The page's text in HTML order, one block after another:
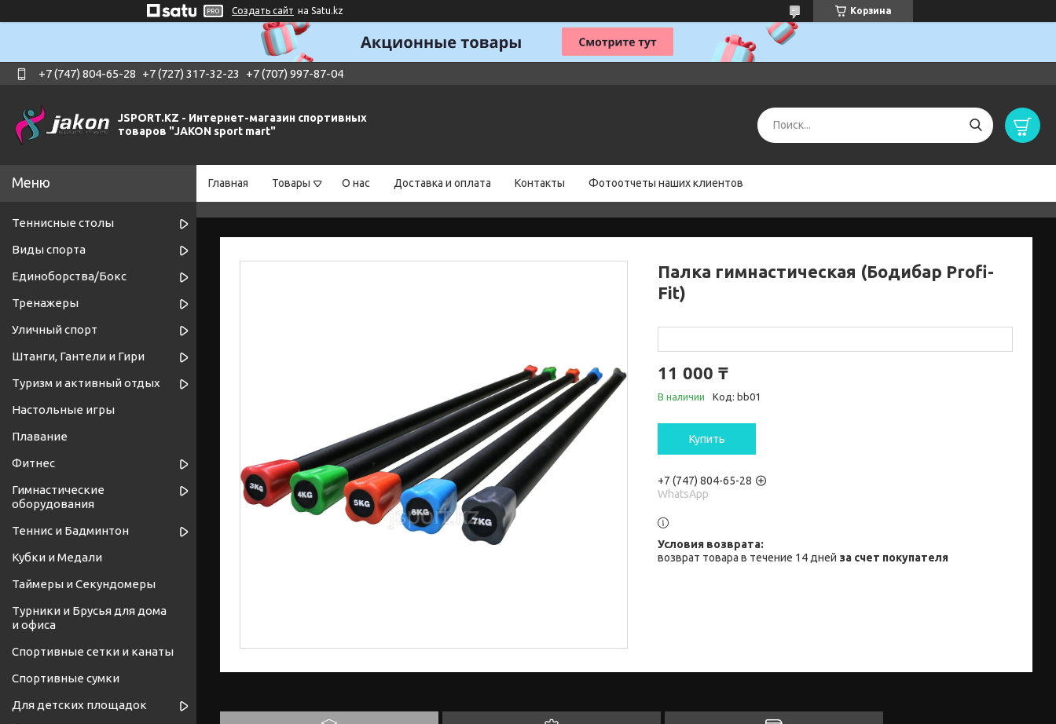
Создать сайт на Satu.kz Корзина
+7 (747) 804-65-28 +7 (727) 317-32-23 +7 (707) 997-87-04
JSPORT.KZ - Интернет-магазин спортивных
товаров "JAKON sport mart"
Главная Товары О нас Доставка и оплата Контакты Фотоотчеты наших клиентов
Палка гимнастическая (Бодибар Profi-
Fit)
11 000 ₸
В наличии Код: bb01
Купить
+7 (747) 804-65-28
WhatsApp
возврат товара в течение 14 дней за счет покупателя
Теннисные столы
Виды спорта
Единоборства/Бокс
Тренажеры
Уличный спорт
Штанги, Гантели и Гири
Туризм и активный отдых
Настольные игры
Плавание
Фитнес
Гимнастические
оборудования
Теннис и Бадминтон
Кубки и Медали
Таймеры и Секундомеры
Турники и Брусья для дома
и офиса
Спортивные cетки и канаты
Спортивные сумки
Для детских площадок